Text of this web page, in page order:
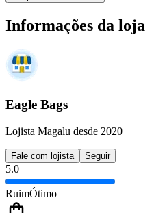
Informações da loja
Eagle Bags
Lojista Magalu desde 2020
Fale com lojista Seguir
5.0
RuimÓtimo